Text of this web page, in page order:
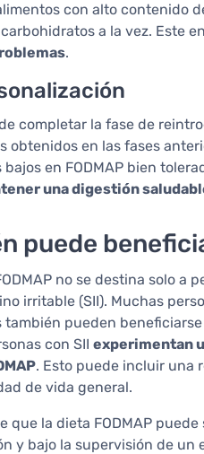
con alto contenido
a la vez. Este
.
completar la fase de
obtenidos en las fases
bajos en FODMAP bien
una digestión
puede
no se destina solo a
irritable (SII). Muchas
también pueden
con SII experimentan
. Esto puede incluir una
de vida general.
que la dieta FODMAP
y bajo la supervisión de un